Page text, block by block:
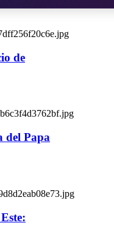
de
del Papa